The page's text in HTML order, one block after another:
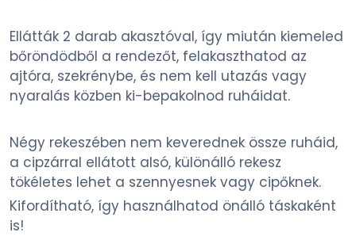
Ellátták 2 darab akasztóval, így miután kiemeled
bőröndödből a rendezőt, felakaszthatod az
ajtóra, szekrénybe, és nem kell utazás vagy
nyaralás közben ki-bepakolnod ruháidat.
Négy rekeszében nem keverednek össze ruháid,
a cipzárral ellátott alsó, különálló rekesz
tökéletes lehet a szennyesnek vagy cipőknek.
Kifordítható, így használhatod önálló táskaként
is!